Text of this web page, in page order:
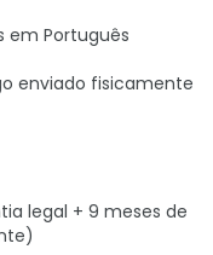
em Português
enviado fisicamente
legal + 9 meses de